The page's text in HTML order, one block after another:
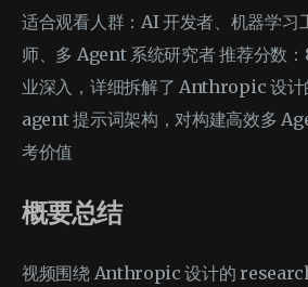
适合观看人群：AI 开发者、机器学习
师、多 Agent 系统研究者 推荐分数
业深入，详细拆解了 Anthropic 设
agent 提示词架构，对构建高效多
考价值
概要总结
视频围绕 Anthropic 设计的